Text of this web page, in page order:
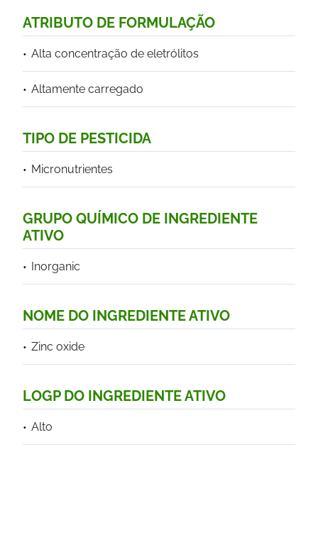
ATRIBUTO DE FORMULAÇÃO
Alta concentração de eletrólitos
Altamente carregado
TIPO DE PESTICIDA
Micronutrientes
GRUPO QUÍMICO DE INGREDIENTE
ATIVO
Inorganic
NOME DO INGREDIENTE ATIVO
Zinc oxide
LOGP DO INGREDIENTE ATIVO
Alto